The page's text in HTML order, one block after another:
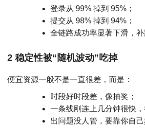
登录从 99% 掉到 95%；
提交从 98% 掉到 94%；
全链路成功率显著下滑，补
2 稳定性被“随机波动”吃掉
便宜资源一般不是一直很差，而是：
时段好时段差，像抽奖；
一条线刚连上几分钟很快，
出问题没人管，要靠你自己